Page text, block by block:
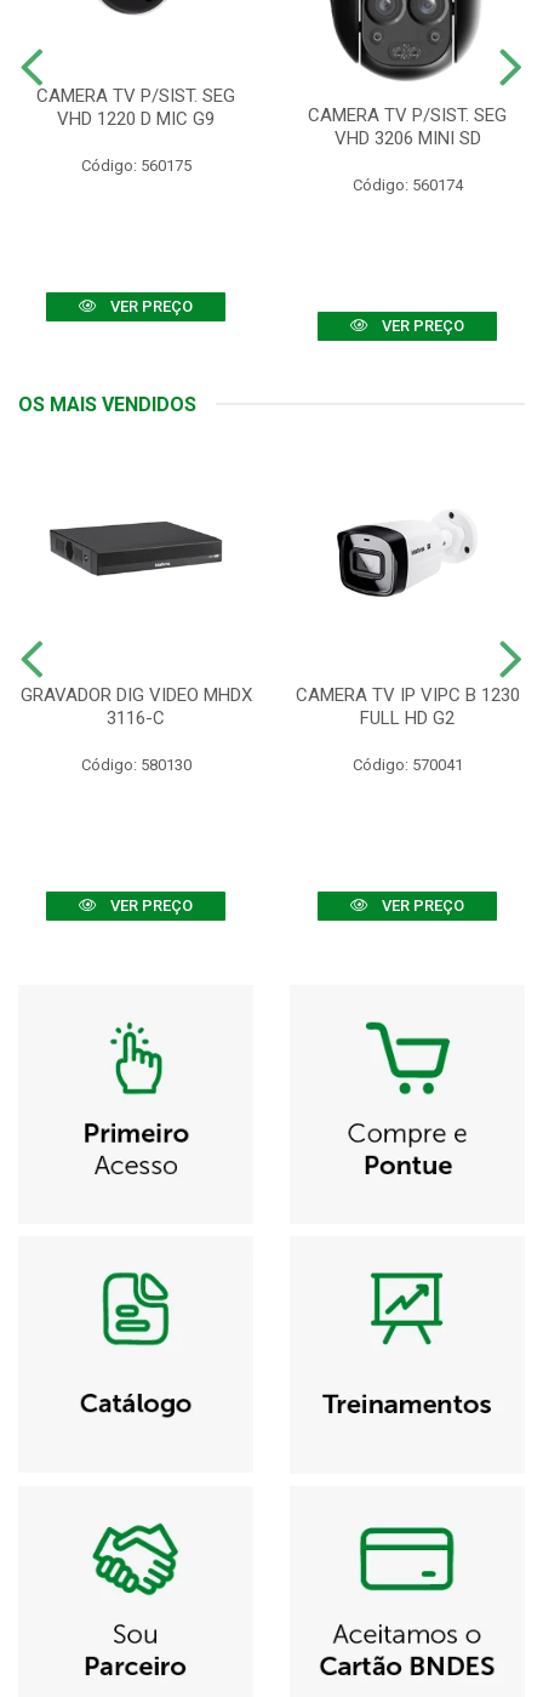
CAMERA TV P/SIST. SEG
VHD 1220 D MIC G9
Código: 560175
VER PREÇO
CAMERA TV P/SIST. SEG
VHD 3206 MINI SD
Código: 560174
VER PREÇO
OS MAIS VENDIDOS
GRAVADOR DIG VIDEO MHDX
3116-C
Código: 580130
VER PREÇO
CAMERA TV IP VIPC B 1230
FULL HD G2
Código: 570041
VER PREÇO